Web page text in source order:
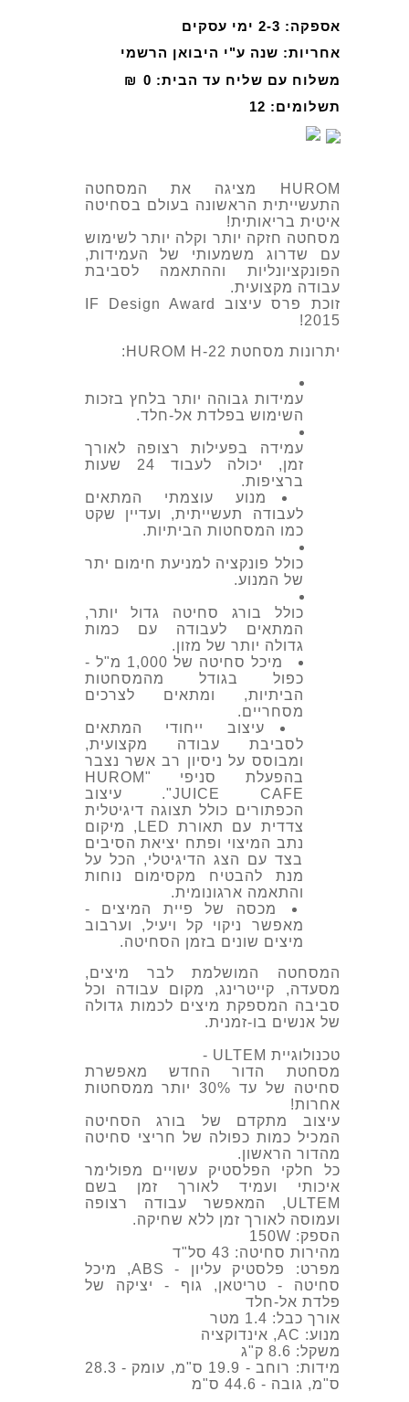
אספקה: 2-3 ימי עסקים
אחריות: שנה ע"י היבואן הרשמי
משלוח עם שליח עד הבית: 0
₪
תשלומים: 12
HUROM מציגה את המסחטה
התעשייתית הראשונה בעולם בסחיטה
איטית בריאותית!
מסחטה חזקה יותר וקלה יותר לשימוש
עם
שדרוג משמעותי של העמידות,
הפונקציונליות וההתאמה לסביבת
עבודה מקצועית.
זוכת פרס עיצוב IF Design Award
2015!
יתרונות מסחטת HUROM H-22:
עמידות גבוהה יותר בלחץ בזכות
השימוש בפלדת אל-חלד.
עמידה בפעילות רצופה לאורך
זמן, יכולה לעבוד 24 שעות
ברציפות.
מנוע עוצמתי המתאים
לעבודה תעשייתית, ועדיין שקט
כמו המסחטות הביתיות.
כולל פונקציה למניעת חימום יתר
של המנוע.
כולל בורג סחיטה גדול יותר,
המתאים לעבודה עם כמות
גדולה יותר של מזון.
מיכל סחיטה של 1,000 מ"ל -
כפול בגודל מהמסחטות
הביתיות, ומתאים לצרכים
מסחריים.
עיצוב ייחודי המתאים
לסביבת עבודה מקצועית,
ומבוסס על ניסיון רב אשר נצבר
בהפעלת סניפי "HUROM
JUICE CAFE".
עיצוב
הכפתורים כולל תצוגה דיגיטלית
צדדית עם תאורת LED, מיקום
נתב המיצוי ופתח יציאת הסיבים
בצד עם הצג הדיגיטלי, הכל על
מנת להבטיח
מקסימום נוחות
והתאמה ארגונומית.
מכסה של פיית המיצים -
מאפשר ניקוי קל ויעיל, וערבוב
מיצים שונים בזמן הסחיטה.
המסחטה המושלמת לבר מיצים,
מסעדה, קייטרינג, מקום עבודה וכל
סביבה המספקת מיצים לכמות גדולה
של אנשים בו-זמנית.
טכנולוגיית ULTEM -
מסחטת הדור החדש מאפשרת
סחיטה של עד 30% יותר ממסחטות
אחרות!
עיצוב מתקדם של בורג הסחיטה
המכיל כמות כפולה של חריצי סחיטה
מהדור הראשון.
כל חלקי הפלסטיק עשויים מפולימר
איכותי ועמיד לאורך זמן בשם
ULTEM, המאפשר עבודה רצופה
ועמוסה לאורך זמן ללא שחיקה.
הספק: 150W
מהירות סחיטה:
מפרט:
פלסטיק עליון - ABS, מיכל
סחיטה - טריטאן, גוף - יציקה של
פלדת אל-חלד
אורך כבל:
מנוע:
משקל:
מידות:
רוחב - 19.9 ס"מ, עומק - 28.3
ס"מ, גובה - 44.6 ס"מ